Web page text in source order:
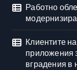
Работно
Клиентите
приложения
вградения в